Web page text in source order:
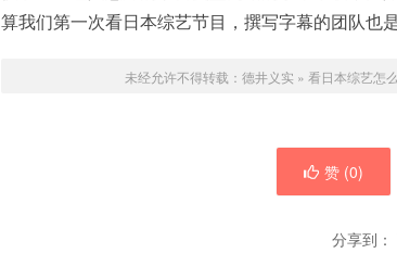
算我们第一次看日本综艺节目，撰写字幕的团队也
未经允许不得转载： 德井义实 » 看日本综艺怎
赞 (0)
分享到：